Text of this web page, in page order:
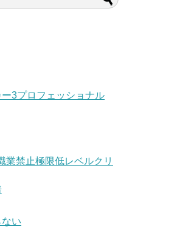
ー3プロフェッショナル
業禁止極限低レベルクリ
い